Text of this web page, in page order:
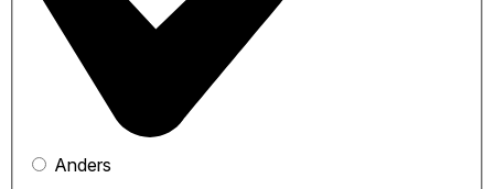
Anders